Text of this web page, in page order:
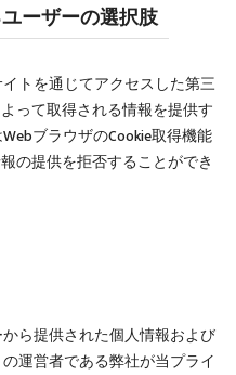
ーザーの選択肢
トを通じてアクセスした第三
って取得される情報を提供す
ブラウザのCookie取得機能
の提供を拒否することができ
ら提供された個人情報および
運営者である弊社が当プライ